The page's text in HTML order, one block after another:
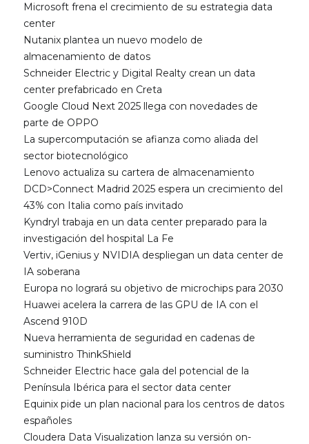
Microsoft frena el crecimiento de su estrategia data
center
Nutanix plantea un nuevo modelo de
almacenamiento de datos
Schneider Electric y Digital Realty crean un data
center prefabricado en Creta
Google Cloud Next 2025 llega con novedades de
parte de OPPO
La supercomputación se afianza como aliada del
sector biotecnológico
Lenovo actualiza su cartera de almacenamiento
DCD>Connect Madrid 2025 espera un crecimiento del
43% con Italia como país invitado
Kyndryl trabaja en un data center preparado para la
investigación del hospital La Fe
Vertiv, iGenius y NVIDIA despliegan un data center de
IA soberana
Europa no logrará su objetivo de microchips para 2030
Huawei acelera la carrera de las GPU de IA con el
Ascend 910D
Nueva herramienta de seguridad en cadenas de
suministro ThinkShield
Schneider Electric hace gala del potencial de la
Península Ibérica para el sector data center
Equinix pide un plan nacional para los centros de datos
españoles
Cloudera Data Visualization lanza su versión on-